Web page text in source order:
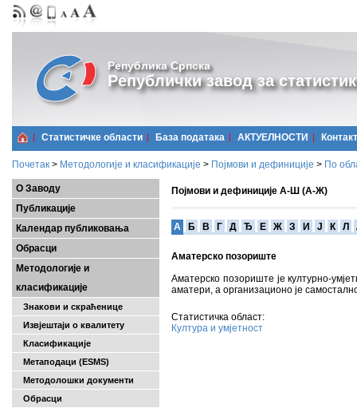
Република Српска
Републички завод за
Статистичке области Базa података АКТУЕЛНОСТИ Контакт
Почетак > Методологије и класификације > Појмови и дефиниције > По
О Заводу
Публикације
Календар публиковања
Обрасци
Методологије и
класификације
Знакови и скраћенице
Извјештаји о квалитету
Класификације
Метаподаци (ESMS)
Методолошки документи
Обрасци
Појмови и дефиниције А-Ш (А-Ж)
A Б В Г Д Ђ Е Ж З И Ј К Л
Аматерско позориште
Аматерско позориште је културно-
аматери, а организационо је
Статистичка област:
Култура и умјетност